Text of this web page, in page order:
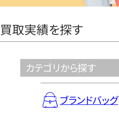
買取実績を探す
カテゴリから探す
ブランドバッグ